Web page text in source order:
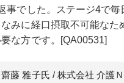
事でした。ステージ4で毎
なみに経口摂取不可能なた
な方です。[QA00531]
藤 雅子氏 / 株式会社 介護